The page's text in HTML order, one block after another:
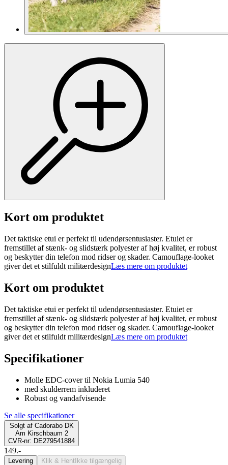
Kort om produktet
Det taktiske etui er perfekt til udendørsentusiaster. Etuiet er
fremstillet af stænk- og slidstærk polyester af høj kvalitet, er robust
og beskytter din telefon mod ridser og skader. Camouflage-looket
giver det et stilfuldt militærdesignLæs mere om produktet
Kort om produktet
Det taktiske etui er perfekt til udendørsentusiaster. Etuiet er
fremstillet af stænk- og slidstærk polyester af høj kvalitet, er robust
og beskytter din telefon mod ridser og skader. Camouflage-looket
giver det et stilfuldt militærdesignLæs mere om produktet
Specifikationer
Molle EDC-cover til Nokia Lumia 540
med skulderrem inkluderet
Robust og vandafvisende
Se alle specifikationer
Solgt af Cadorabo DK
Am Kirschbaum 2
CVR-nr: DE279541884
149.-
Levering Klik & Hent Ikke tilgængelig